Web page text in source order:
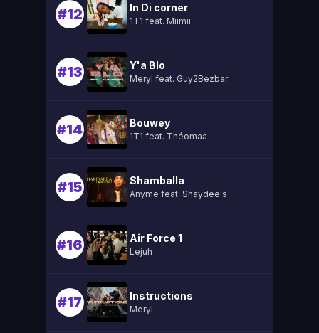
#12 In Di corner
1T1 feat. Miimii
#13 Y'a Blo
Meryl feat. Guy2Bezbar
#14 Bouwey
1T1 feat. Théomaa
#15 Shamballa
Anyme feat. Shaydee's
#16 Air Force 1
Lejuh
#17 Instructions
Meryl